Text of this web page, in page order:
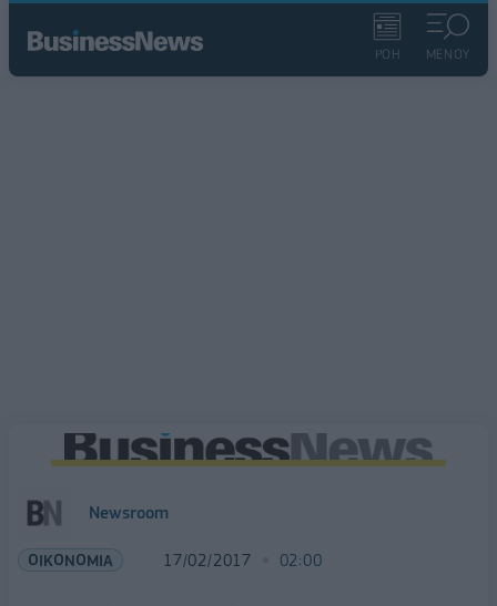
ΡΟΗ ΜΕΝΟΥ
Newsroom
ΟΙΚΟΝΟΜΙΑ 17/02/2017 02:00